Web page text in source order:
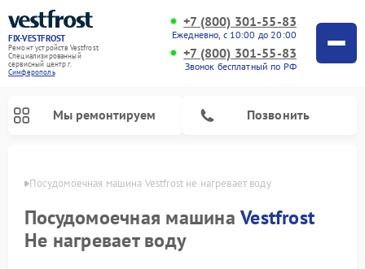
FIX-VESTFROST
Ремонт устройств Vestfrost
Специализированный
cервисный центр г.
Симферополь
+7 (800) 301-55-83
Ежедневно, с 10:00 до 20:00
+7 (800) 301-55-83
Звонок бесплатный по РФ
Мы ремонтируем Позвонить
Посудомоечная машина Vestfrost не нагревает воду
Посудомоечная машинаVestfrost
Не нагревает воду